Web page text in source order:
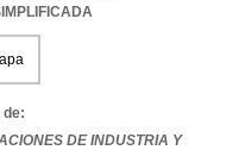
de:
DE INDUSTRIA Y